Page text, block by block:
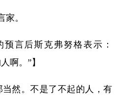
。
言后斯克弗努格表示：
啊。”】
当然。不是了不起的人，有